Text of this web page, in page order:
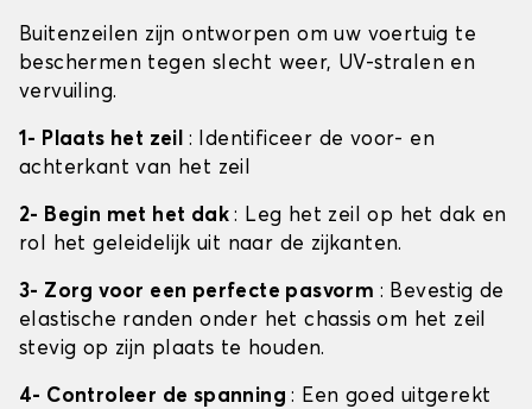
Buitenzeilen zijn ontworpen om uw voertuig te
beschermen tegen slecht weer, UV-stralen en
vervuiling.
1- Plaats het zeil : Identificeer de voor- en
achterkant van het zeil
2- Begin met het dak: Leg het zeil op het dak en
rol het geleidelijk uit naar de zijkanten.
3- Zorg voor een perfecte pasvorm : Bevestig de
elastische randen onder het chassis om het zeil
stevig op zijn plaats te houden.
4- Controleer de spanning: Een goed uitgerekt